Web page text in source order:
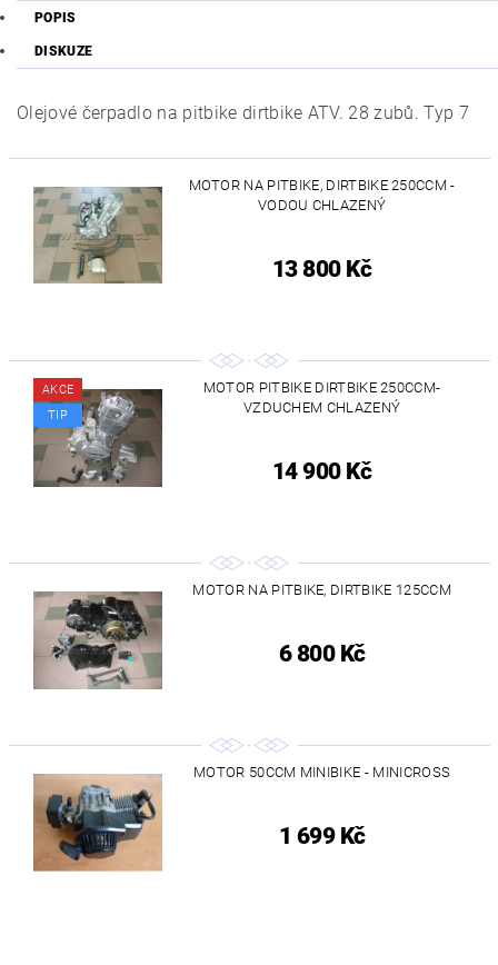
POPIS
DISKUZE
Olejové čerpadlo na pitbike dirtbike ATV. 28 zubů. Typ 7
MOTOR NA PITBIKE, DIRTBIKE 250CCM -
VODOU CHLAZENÝ
13 800 Kč
AKCE
TIP
MOTOR PITBIKE DIRTBIKE 250CCM-
VZDUCHEM CHLAZENÝ
14 900 Kč
MOTOR NA PITBIKE, DIRTBIKE 125CCM
6 800 Kč
MOTOR 50CCM MINIBIKE - MINICROSS
1 699 Kč